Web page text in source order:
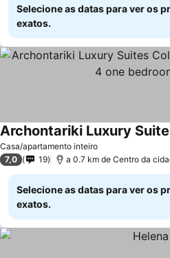
Selecione as datas para ver os
exatos.
Casa/apartamento inteiro
7,0 19 a 0.7 km de Centro da
Selecione as datas para ver os
exatos.